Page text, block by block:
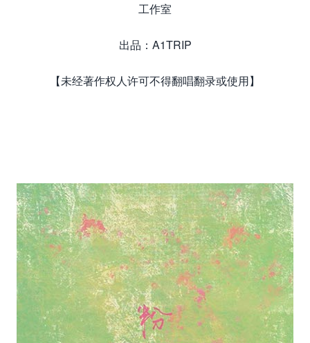
工作室
出品：A1TRIP
【未经著作权人许可不得翻唱翻录或使用】